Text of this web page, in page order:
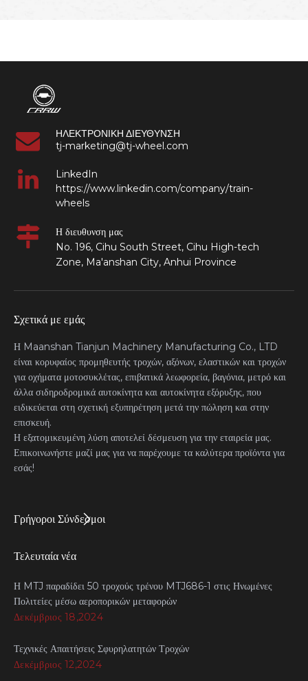
ΗΛΕΚΤΡΟΝΙΚΗ ΔΙΕΥΘΥΝΣΗ
tj-marketing@tj-wheel.com
LinkedIn
https://www.linkedin.com/company/train-
wheels
Η διευθυνση μας
No. 196, Cihu South Street, Cihu High-tech
Zone, Ma'anshan City, Anhui Province
Σχετικά με εμάς
Η Maanshan Tianjun Machinery Manufacturing Co., LTD
είναι κορυφαίος προμηθευτής τροχών, αξόνων, ελαστικών και τροχών
για οχήματα μοτοσυκλέτας, επιβατικά λεωφορεία, βαγόνια, μετρό και
άλλα σιδηροδρομικά αυτοκίνητα και αυτοκίνητα εξόρυξης, που
ειδικεύεται στη σχετική εξυπηρέτηση μετά την πώληση και στην
επισκευή.
Η εξατομικευμένη λύση αποτελεί δέσμευση για την εταιρεία μας.
Επικοινωνήστε μαζί μας για να παρέχουμε τα καλύτερα προϊόντα για
εσάς!
Γρήγοροι Σύνδεσμοι
Τελευταία νέα
Η MTJ παραδίδει 50 τροχούς τρένου MTJ686-1 στις Ηνωμένες
Πολιτείες μέσω αεροπορικών μεταφορών
Δεκέμβριος 18,2024
Τεχνικές Απαιτήσεις Σφυρηλατητών Τροχών
Δεκέμβριος 12,2024